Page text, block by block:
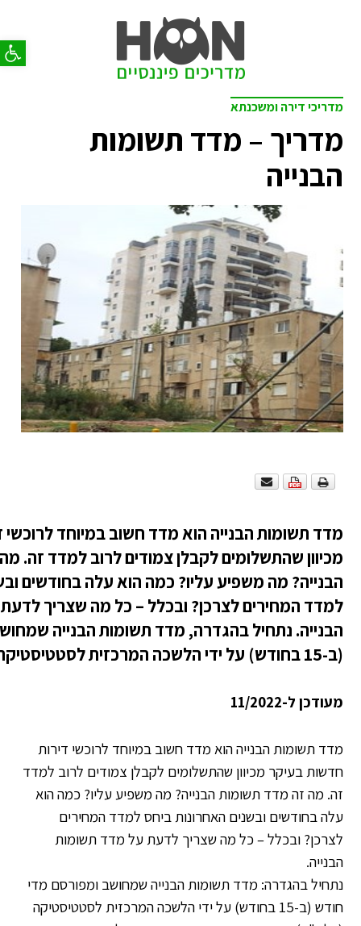
פתח
מדריכי דירה ומשכנתא
מדריך – מדד תשומות
הבנייה
מדד תשומות הבנייה הוא מדד חשוב במיוחד
מכיוון שהתשלומים לקבלן צמודים לרוב למדד זה.
הבנייה? מה משפיע עליו? כמה הוא עלה בחודשים
למדד המחירים לצרכן? ובכלל – כל מה שצריך
הבנייה. נתחיל בהגדרה, מדד תשומות הבנייה
(ב-15 בחודש) על ידי הלשכה המרכזית לסטטיסטיקה ...
מעודכן ל-11/2022
מדד תשומות הבנייה הוא מדד חשוב במיוחד לרוכשי דירות
חדשות בעיקר מכיוון שהתשלומים לקבלן צמודים לרוב למדד
זה. מה זה מדד תשומות הבנייה? מה משפיע עליו? כמה הוא
עלה בחודשים ובשנים האחרונות ביחס למדד המחירים
לצרכן? ובכלל – כל מה שצריך לדעת על מדד תשומות
הבנייה.
נתחיל בהגדרה: מדד תשומות הבנייה שמחושב ומפורסם מדי
חודש (ב-15 בחודש) על ידי הלשכה המרכזית לסטטיסטיקה